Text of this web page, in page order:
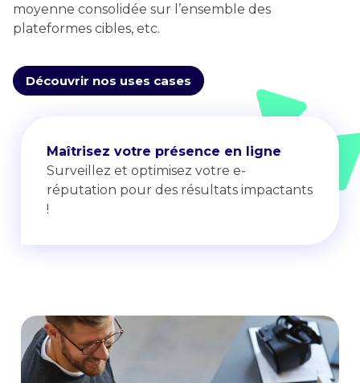
moyenne consolidée sur l’ensemble des
plateformes cibles, etc.
Découvrir nos uses cases
Maîtrisez votre présence en ligne
Surveillez et optimisez votre e-
réputation pour des résultats impactants
!